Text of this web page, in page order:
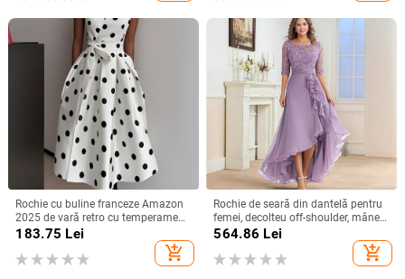
Rochie cu buline franceze Amazon
2025 de vară retro cu temperament
nou, talie subțire, fustă pentru femei
183.75 Lei
add_shopping_cart
Rochie de seară din dantelă pentru
femei, decolteu off-shoulder, mâneci
scurte, croială în A, talie înaltă,
564.86 Lei
add_shopping_cart